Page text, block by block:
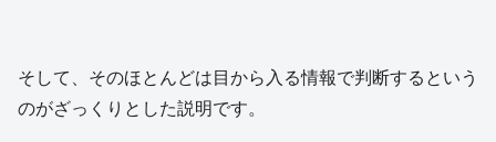
そして、そのほとんどは目から入る情報で判断するという
のがざっくりとした説明です。